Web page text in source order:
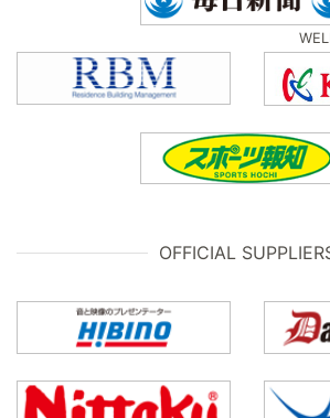
OFFICIAL